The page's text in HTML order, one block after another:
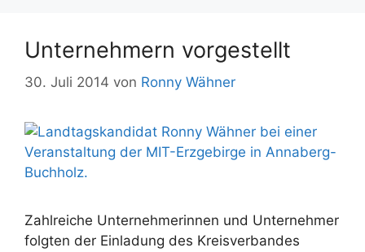
Unternehmern vorgestellt
30. Juli 2014 von Ronny Wähner
Zahlreiche Unternehmerinnen und Unternehmer
folgten der Einladung des Kreisverbandes